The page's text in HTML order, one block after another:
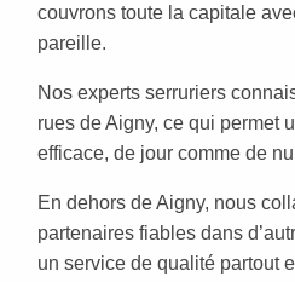
couvrons toute la capitale
pareille.
Nos experts serruriers
rues de Aigny, ce qui permet
efficace, de jour comme de
En dehors de Aigny, nous
partenaires fiables dans
un service de qualité partout